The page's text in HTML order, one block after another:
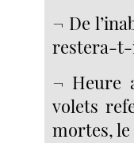
¬ De
restera-t-
¬ Heure
volets
mortes,